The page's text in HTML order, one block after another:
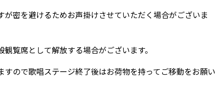
密を避けるためお声掛けさせていただく場合がございま
覧席として解放する場合がございます。
ので歌唱ステージ終了後はお荷物を持ってご移動をお願い